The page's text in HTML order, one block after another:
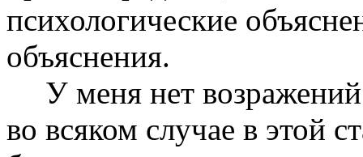
психологические
объяснения.
У меня нет
во всяком случае в этой